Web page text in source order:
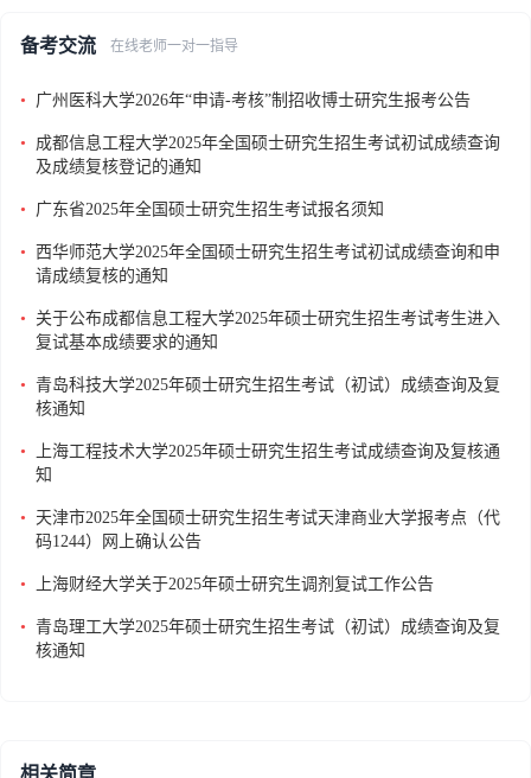
备考交流 在线老师一对一指导
• 广州医科大学2026年“申请-考核”制招收博士研究生报考公告
•
成都信息工程大学2025年全国硕士研究生招生考试初试成绩查询
及成绩复核登记的通知
• 广东省2025年全国硕士研究生招生考试报名须知
• 西华师范大学2025年全国硕士研究生招生考试初试成绩查询和申
请成绩复核的通知
•
关于公布成都信息工程大学2025年硕士研究生招生考试考生进入
复试基本成绩要求的通知
• 青岛科技大学2025年硕士研究生招生考试（初试）成绩查询及复
核通知
•
上海工程技术大学2025年硕士研究生招生考试成绩查询及复核通
知
•
天津市2025年全国硕士研究生招生考试天津商业大学报考点（代
码1244）网上确认公告
• 上海财经大学关于2025年硕士研究生调剂复试工作公告
• 青岛理工大学2025年硕士研究生招生考试（初试）成绩查询及复
核通知
相关简章